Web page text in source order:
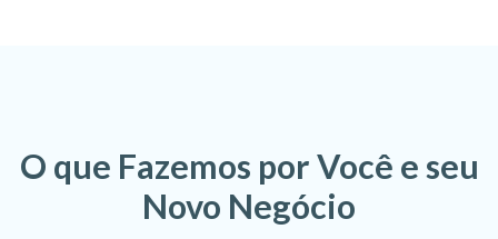
O que Fazemos por Você e seu
Novo Negócio